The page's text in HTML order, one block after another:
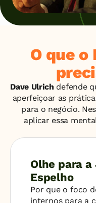
O que o
Dave Ulrich defende
aperfeiçoar as
para o negócio.
aplicar essa
Olhe para
Espelho
Por que o foco
internos para a